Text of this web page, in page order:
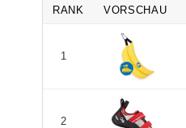
RANK VORSCHAU
1
2